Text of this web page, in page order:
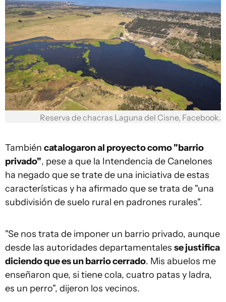
Reserva de chacras Laguna del Cisne, Facebook.
También catalogaron al proyecto como "barrio
privado", pese a que la Intendencia de Canelones
ha negado que se trate de una iniciativa de estas
características y ha afirmado que se trata de "una
subdivisión de suelo rural en padrones rurales".
"Se nos trata de imponer un barrio privado, aunque
desde las autoridades departamentales se justifica
diciendo que es un barrio cerrado. Mis abuelos me
enseñaron que, si tiene cola, cuatro patas y ladra,
es un perro", dijeron los vecinos.